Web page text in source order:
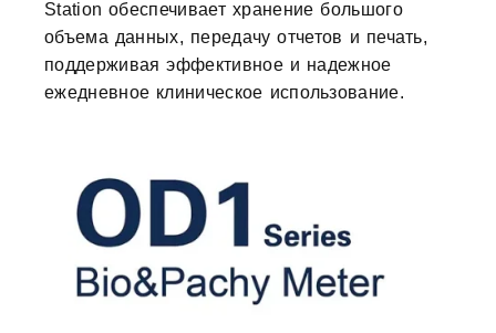
Station обеспечивает хранение большого
объема данных, передачу отчетов и печать,
поддерживая эффективное и надежное
ежедневное клиническое использование.